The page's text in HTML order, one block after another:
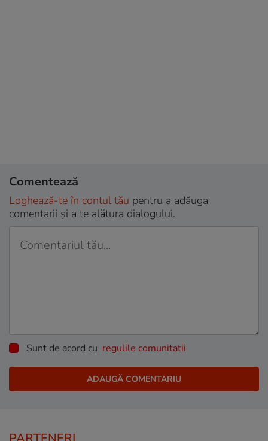
Comentează
Loghează-te în contul tău pentru a adăuga
comentarii și a te alătura dialogului.
Sunt de acord cu regulile comunitatii